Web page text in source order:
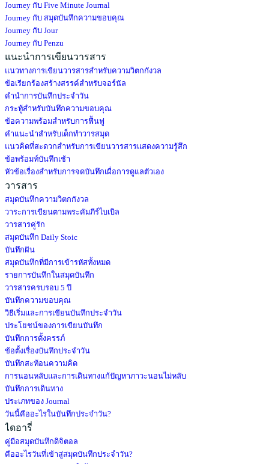
Journey กับ Five Minute Journal
Journey กับ สมุดบันทึกความขอบคุณ
Journey กับ Jour
Journey กับ Penzu
แนะนำการเขียนวารสาร
แนวทางการเขียนวารสารสำหรับความวิตกกังวล
ข้อเรียกร้องสร้างสรรค์สำหรับจอร์นัล
คำนำการบันทึกประจำวัน
กระทู้สำหรับบันทึกความขอบคุณ
ข้อความพร้อมสำหรับการฟื้นฟู
คำแนะนำสำหรับเด็กทำวารสมุด
แนวคิดที่สะดวกสำหรับการเขียนวารสารเเสดงความรู้สึก
ข้อพร้อมท์บันทึกเช้า
หัวข้อเรื่องสำหรับการจดบันทึกเผื่อการดูแลตัวเอง
วารสาร
สมุดบันทึกความวิตกกังวล
วาระการเขียนตามพระคัมภีร์ไบเบิล
วารสารคู่รัก
สมุดบันทึก Daily Stoic
บันทึกฝัน
สมุดบันทึกที่มีการเข้ารหัสทั้งหมด
รายการบันทึกในสมุดบันทึก
วารสารครบรอบ 5 ปี
บันทึกความขอบคุณ
วิธีเริ่มและการเขียนบันทึกประจำวัน
ประโยชน์ของการเขียนบันทึก
บันทึกการตั้งครรภ์
ข้อตั้งเรื่องบันทึกประจำวัน
บันทึกสะท้อนความคิด
การนอนหลับและการเดินทางแก้ปัญหาภาวะนอนไม่หลับ
บันทึกการเดินทาง
ประเภทของ Journal
วันนี้คืออะไรในบันทึกประจำวัน?
ไดอารี่
คู่มือสมุดบันทึกดิจิตอล
คืออะไรวันที่เข้าสู่สมุดบันทึกประจำวัน?